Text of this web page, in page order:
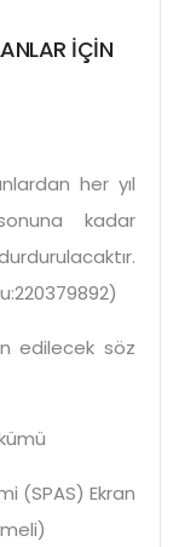
İÇİN
her yıl
kadar
edilecek söz
(SPAS) Ekran